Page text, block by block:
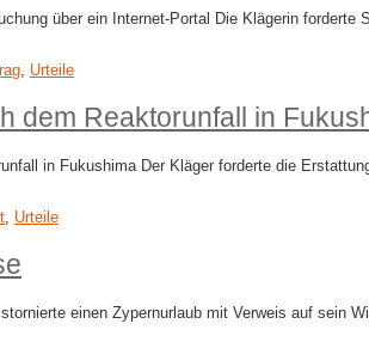
über ein Internet-​Portal Die Klägerin
Urteile
dem Reaktorunfall in
in Fukushima Der Kläger forderte die
, Urteile
einen Zypernurlaub mit Verweis auf